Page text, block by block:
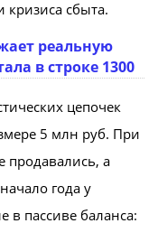
кризиса сбыта.
реальную
в строке 1300
цепочек
5 млн руб. При
продавались, а
года у
пассиве баланса: